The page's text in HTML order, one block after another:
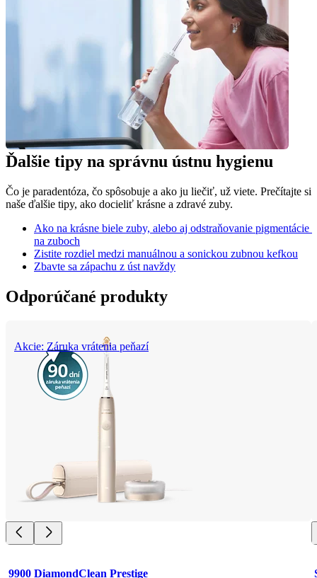
Ďalšie tipy na správnu ústnu hygienu
Čo je paradentóza, čo spôsobuje a ako ju liečiť, už viete. Prečítajte si
naše ďalšie tipy, ako docieliť krásne a zdravé zuby.
Ako na krásne biele zuby, alebo aj odstraňovanie pigmentácie
na zuboch
Zistite rozdiel medzi manuálnou a sonickou zubnou kefkou
Zbavte sa zápachu z úst navždy
Odporúčané produkty
Akcie: Záruka vrátenia peňazí
9900 DiamondClean Prestige